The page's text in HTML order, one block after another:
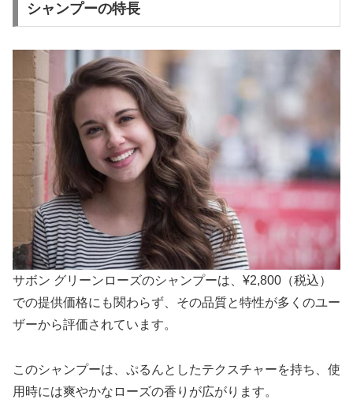
シャンプーの特長
サボン グリーンローズのシャンプーは、¥2,800（税込）
での提供価格にも関わらず、その品質と特性が多くのユー
ザーから評価されています。
このシャンプーは、ぷるんとしたテクスチャーを持ち、使
用時には爽やかなローズの香りが広がります。